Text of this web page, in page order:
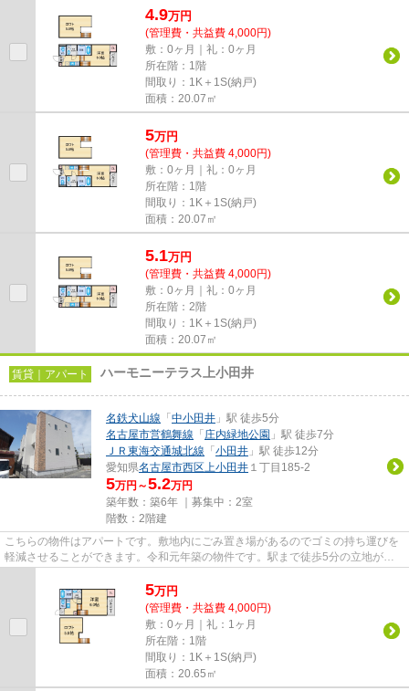
4.9万円
(管理費・共益費 4,000円)
敷：0ヶ月｜礼：0ヶ月
所在階：1階
間取り：1K＋1S(納戸)
面積：20.07㎡
5万円
(管理費・共益費 4,000円)
敷：0ヶ月｜礼：0ヶ月
所在階：1階
間取り：1K＋1S(納戸)
面積：20.07㎡
5.1万円
(管理費・共益費 4,000円)
敷：0ヶ月｜礼：0ヶ月
所在階：2階
間取り：1K＋1S(納戸)
面積：20.07㎡
賃貸｜アパート ハーモニーテラス上小田井
名鉄犬山線 「 中小田井 」駅 徒歩5分
名古屋市営鶴舞線 「 庄内緑地公園 」駅 徒歩7分
ＪＲ東海交通城北線 「 小田井 」駅 徒歩12分
愛知県名古屋市西区上小田井 １丁目185-2
5万円～5.2万円
築年数：築6年 ｜募集中： 2室
階数：2階建
こちらの物件はアパートです。敷地内にごみ置き場があるのでゴミの持ち運びを
軽減させることができます。令和元年築の物件です。駅まで徒歩5分の立地が魅
5万円
(管理費・共益費 4,000円)
敷：0ヶ月｜礼：1ヶ月
所在階：1階
間取り：1K＋1S(納戸)
面積：20.65㎡